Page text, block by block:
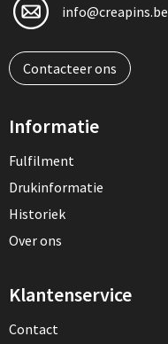
info@creapins.be
Contacteer ons
Informatie
Fulfilment
Drukinformatie
Historiek
Over ons
Klantenservice
Contact